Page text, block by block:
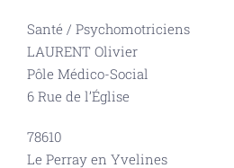
Santé / Psychomotriciens
LAURENT Olivier
Pôle Médico-Social
6 Rue de l’Église
78610
Le Perray en Yvelines